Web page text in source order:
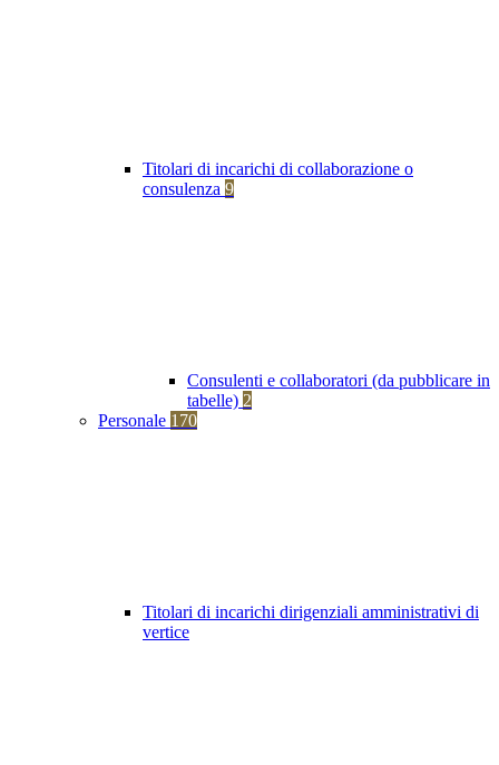
Titolari di incarichi di collaborazione o
consulenza 9
Consulenti e collaboratori (da pubblicare in
tabelle) 2
Personale 170
Titolari di incarichi dirigenziali amministrativi di
vertice